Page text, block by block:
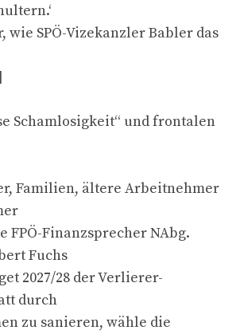
wie SPÖ-Vizekanzler Babler das
Schamlosigkeit“ und frontalen
Familien, ältere Arbeitnehmer
Finanzsprecher NAbg.
Fuchs
2027/28 der Verlierer-
durch
zu sanieren, wähle die